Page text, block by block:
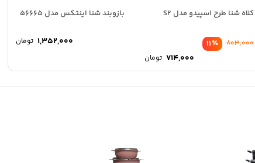
کلاه شنا طرح اسپیدو مدل S2
٪11 803,000
714,000 تومان
بازوبند شنا اینتکس مدل 56665
1,352,000 تومان